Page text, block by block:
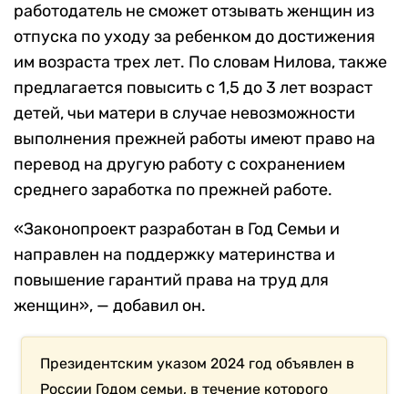
работодатель не сможет отзывать женщин из
отпуска по уходу за ребенком до достижения
им возраста трех лет. По словам Нилова, также
предлагается повысить с 1,5 до 3 лет возраст
детей, чьи матери в случае невозможности
выполнения прежней работы имеют право на
перевод на другую работу с сохранением
среднего заработка по прежней работе.
«Законопроект разработан в Год Семьи и
направлен на поддержку материнства и
повышение гарантий права на труд для
женщин», — добавил он.
Президентским указом 2024 год объявлен в
России Годом семьи, в течение которого